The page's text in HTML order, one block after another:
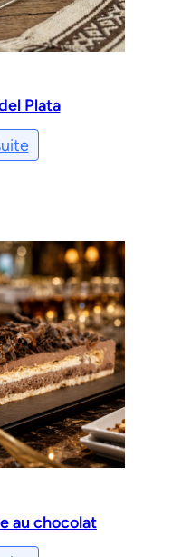
Plata
au chocolat